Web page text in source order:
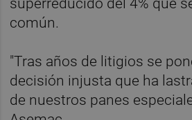
superreducido del 4% que
común.
"Tras años de litigios se
decisión injusta que ha
de nuestros panes